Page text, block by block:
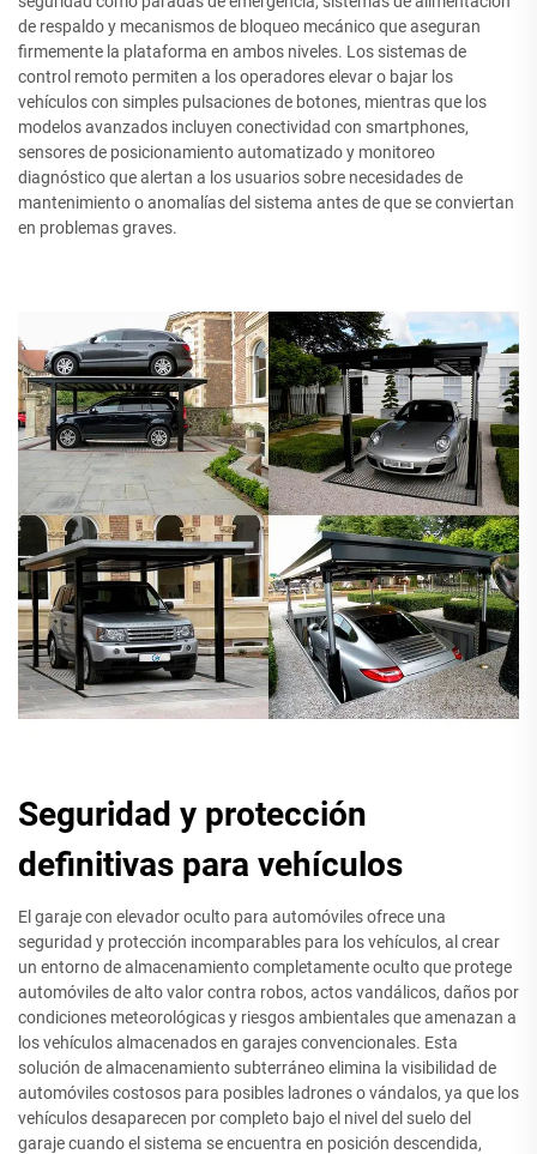
de respaldo y mecanismos de bloqueo mecánico que aseguran
firmemente la plataforma en ambos niveles. Los sistemas de
control remoto permiten a los operadores elevar o bajar los
vehículos con simples pulsaciones de botones, mientras que los
modelos avanzados incluyen conectividad con smartphones,
sensores de posicionamiento automatizado y monitoreo
diagnóstico que alertan a los usuarios sobre necesidades de
mantenimiento o anomalías del sistema antes de que se conviertan
en problemas graves.
Seguridad y protección
definitivas para vehículos
El garaje con elevador oculto para automóviles ofrece una
seguridad y protección incomparables para los vehículos, al crear
un entorno de almacenamiento completamente oculto que protege
automóviles de alto valor contra robos, actos vandálicos, daños por
condiciones meteorológicas y riesgos ambientales que amenazan a
los vehículos almacenados en garajes convencionales. Esta
solución de almacenamiento subterráneo elimina la visibilidad de
automóviles costosos para posibles ladrones o vándalos, ya que los
vehículos desaparecen por completo bajo el nivel del suelo del
garaje cuando el sistema se encuentra en posición descendida,